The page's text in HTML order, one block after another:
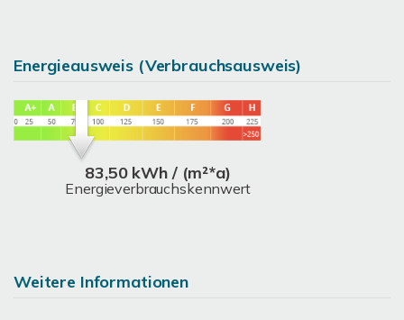
Energieausweis (Verbrauchsausweis)
83,50 kWh / (m²*a)
Energieverbrauchskennwert
Weitere Informationen